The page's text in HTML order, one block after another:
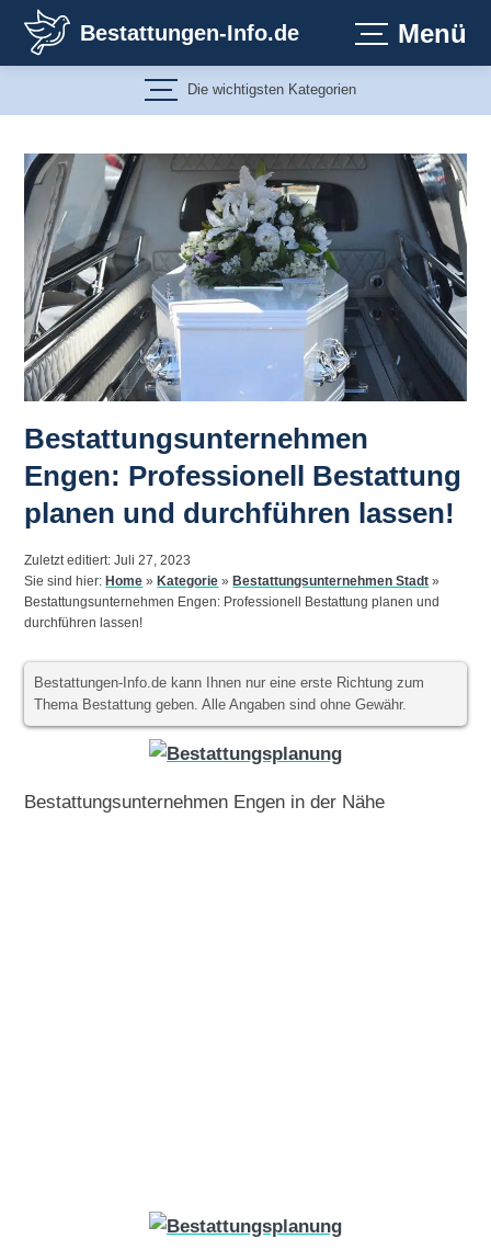
Inhalt
springen
Bestattungen-Info.de Menü
Die wichtigsten Kategorien
Bestattungsunternehmen
Engen: Professionell Bestattung
planen und durchführen lassen!
Zuletzt editiert: Juli 27, 2023
Sie sind hier: Home » Kategorie » Bestattungsunternehmen Stadt »
Bestattungsunternehmen Engen: Professionell Bestattung planen und
durchführen lassen!
Bestattungen-Info.de kann Ihnen nur eine erste Richtung zum
Thema Bestattung geben. Alle Angaben sind ohne Gewähr.
Bestattungsunternehmen Engen in der Nähe